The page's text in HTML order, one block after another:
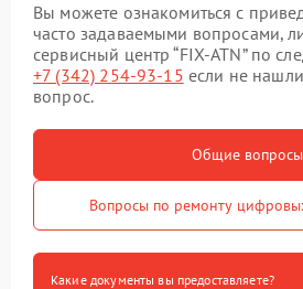
Вы можете ознакомиться с
часто задаваемыми вопросами,
сервисный центр “FIX-ATN” по
+7 (342) 254-93-15 если не
вопрос.
Общие вопросы
Вопросы по ремонту
Какие документы вы предоставляете?